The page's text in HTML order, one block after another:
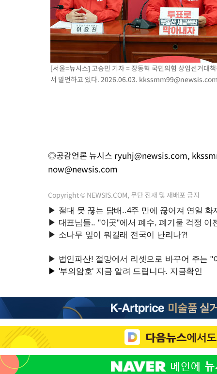
[서울=뉴시스] 고승민 기자 = 장동혁 국민의힘 상임선거대
서 발언하고 있다. 2026.06.03.
◎공감언론 뉴시스 ryuhj@newsis.com,
now@newsis.com
Copyright © NEWSIS.COM, 무단 전재 및 재배포 금지